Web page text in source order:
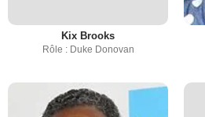
Kix Brooks
Rôle : Duke Donovan